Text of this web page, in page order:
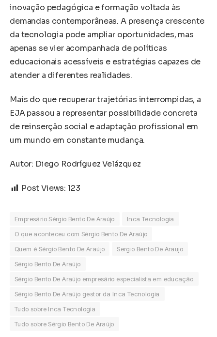
inovação pedagógica e formação voltada às
demandas contemporâneas. A presença crescente
da tecnologia pode ampliar oportunidades, mas
apenas se vier acompanhada de políticas
educacionais acessíveis e estratégias capazes de
atender a diferentes realidades.
Mais do que recuperar trajetórias interrompidas, a
EJA passou a representar possibilidade concreta
de reinserção social e adaptação profissional em
um mundo em constante mudança.
Autor: Diego Rodríguez Velázquez
Post Views: 123
Empresário Sérgio Bento De Araújo
Inca Tecnologia
O que aconteceu com Sérgio Bento De Araújo
Quem é Sérgio Bento De Araújo
Sergio Bento De Araujo
Sérgio Bento De Araújo
Sérgio Bento De Araújo empresário especialista em educação
Sérgio Bento De Araújo gestor da Inca Tecnologia
Tudo sobre Inca Tecnologia
Tudo sobre Sérgio Bento De Araújo